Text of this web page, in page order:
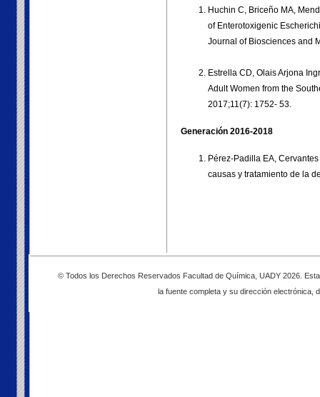
Huchin C, Briceño MA,
of Enterotoxigenic
Journal of Biosciences and
Estrella CD, Olais Arjona
Adult Women from the
2017;11(7): 1752- 53.
Generación 2016-2018
Pérez-Padilla EA,
causas y tratamiento de la
© Todos los Derechos Reservados Facultad de Química, UADY 2026.
la fuente completa y su dirección electrónica,